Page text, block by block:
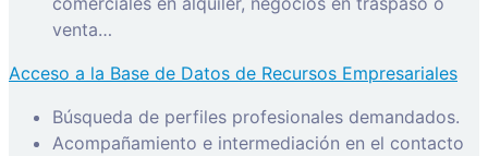
venta…
Acceso a la Base de Datos de Recursos Empresariales
Búsqueda de perfiles profesionales demandados.
Acompañamiento e intermediación en el contacto